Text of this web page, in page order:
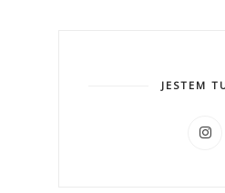
JESTEM